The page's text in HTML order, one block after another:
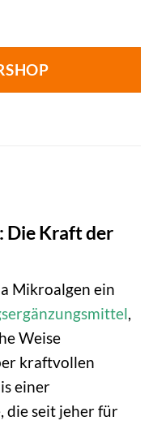
€.
Die Kraft der
Mikroalgen ein
,
Weise
kraftvollen
einer
die seit jeher für